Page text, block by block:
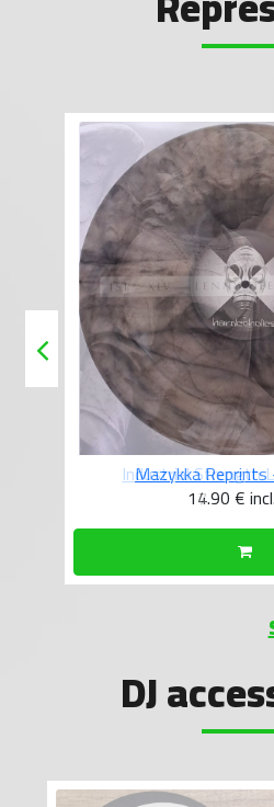
Mazykka
14.90 €
DJ